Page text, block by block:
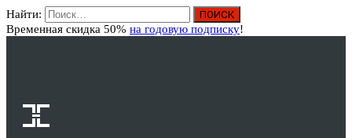
Найти:
Временная скидка 50% на годовую подписку!